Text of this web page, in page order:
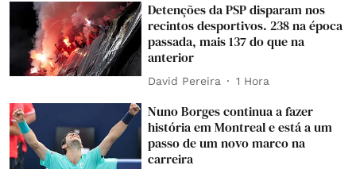
Detenções da PSP disparam nos
recintos desportivos. 238 na época
passada, mais 137 do que na
anterior
David Pereira 1 Hora
Nuno Borges continua a fazer
história em Montreal e está a um
passo de um novo marco na
carreira